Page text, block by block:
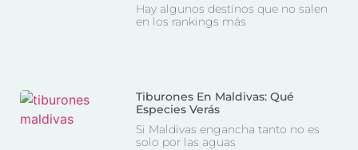
Hay algunos destinos que no salen
en los rankings más
Tiburones En Maldivas: Qué
Especies Verás
Si Maldivas engancha tanto no es
solo por las aguas